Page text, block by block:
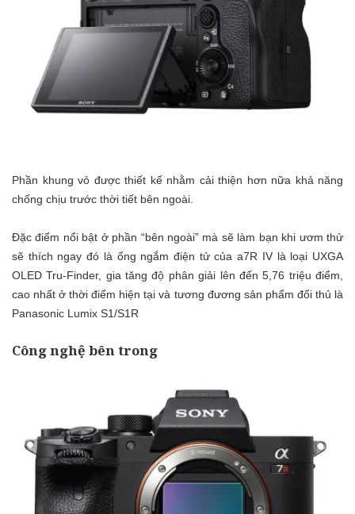
Phần khung vỏ được thiết kế nhằm cải thiện hơn nữa khả năng
chống chịu trước thời tiết bên ngoài.
Đặc điểm nổi bật ở phần “bên ngoài” mà sẽ làm bạn khi ươm thử
sẽ thích ngay đó là ống ngắm điện tử của a7R IV là loại UXGA
OLED Tru-Finder, gia tăng độ phân giải lên đến 5,76 triệu điểm,
cao nhất ở thời điểm hiện tại và tương đương sản phẩm đối thủ là
Panasonic Lumix S1/S1R
Công nghệ bên trong